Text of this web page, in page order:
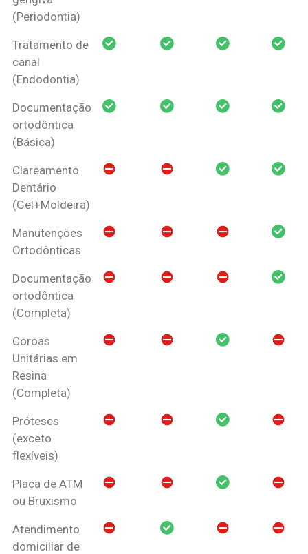
(Periodontia)
Tratamento de
canal
(Endodontia)
Documentação
ortodôntica
(Básica)
Clareamento
Dentário
(Gel+Moldeira)
Manutenções
Ortodônticas
Documentação
ortodôntica
(Completa)
Coroas
Unitárias em
Resina
(Completa)
Próteses
(exceto
flexíveis)
Placa de ATM
ou Bruxismo
Atendimento
domiciliar de